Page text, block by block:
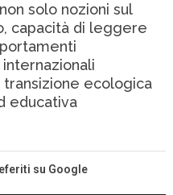
solo nozioni sul
capacità di leggere
transizione ecologica
educativa
su Google